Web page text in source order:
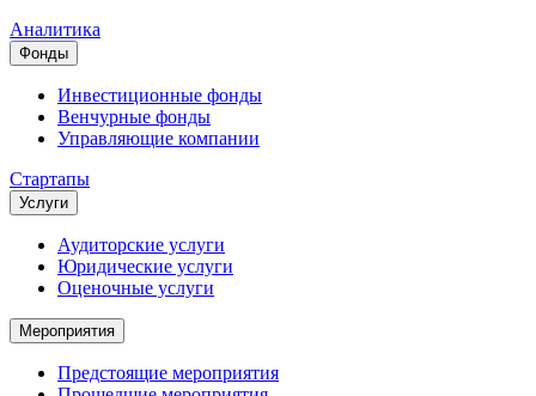
Аналитика
Фонды
Инвестиционные фонды
Венчурные фонды
Управляющие компании
Стартапы
Услуги
Аудиторские услуги
Юридические услуги
Оценочные услуги
Мероприятия
Предстоящие мероприятия